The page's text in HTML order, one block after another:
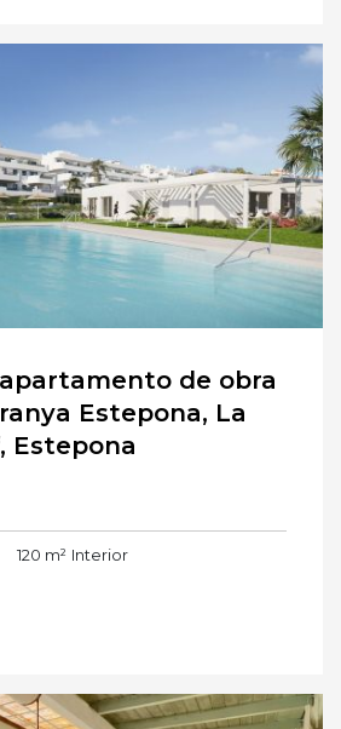
de obra
Estepona, La
Estepona
120 m² Interior